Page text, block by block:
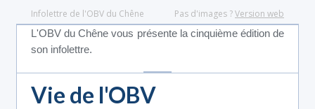
Infolettre de l'OBV du Chêne Pas d'images ?Version web
L'OBV du Chêne vous présente la cinquième édition de
son infolettre.
Vie de l'OBV